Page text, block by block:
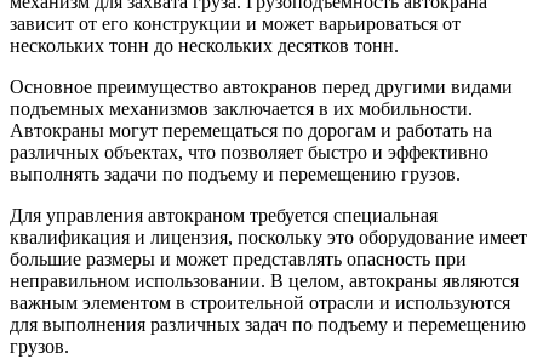
зависит от его конструкции и может варьироваться от
нескольких тонн до нескольких десятков тонн.
Основное преимущество автокранов перед другими видами
подъемных механизмов заключается в их мобильности.
Автокраны могут перемещаться по дорогам и работать на
различных объектах, что позволяет быстро и эффективно
выполнять задачи по подъему и перемещению грузов.
Для управления автокраном требуется специальная
квалификация и лицензия, поскольку это оборудование имеет
большие размеры и может представлять опасность при
неправильном использовании. В целом, автокраны являются
важным элементом в строительной отрасли и используются
для выполнения различных задач по подъему и перемещению
грузов.